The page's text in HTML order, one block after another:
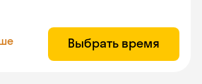
Выбрать время